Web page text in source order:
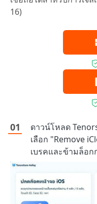
16)
ดาวน์โหลด
เลือก "Remove
เบรคและข้ามล็อก